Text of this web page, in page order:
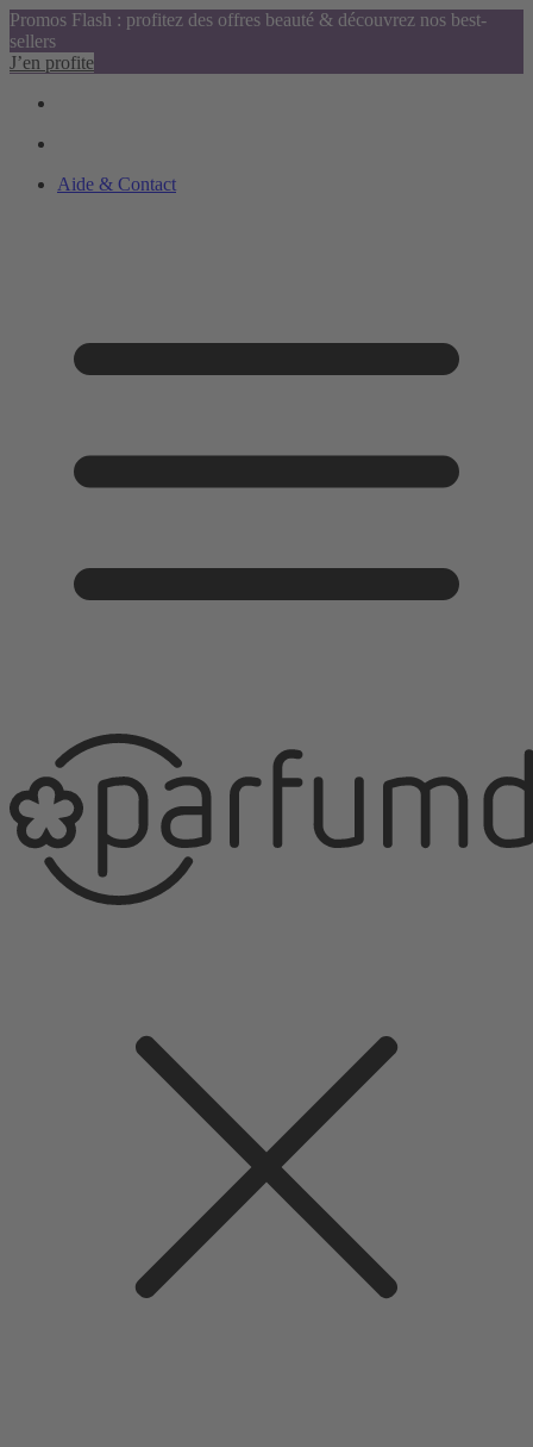
Promos Flash : profitez des offres beauté & découvrez nos best-
sellers
J’en profite
Aide & Contact